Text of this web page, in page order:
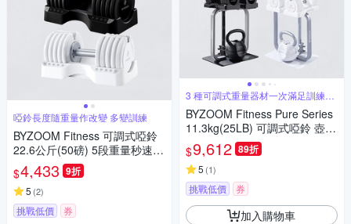
啞鈴長度隨重量作改變 多變訓練
BYZOOM Fitness 可調式啞鈴
22.6公斤(50磅) 5段重量秒速調
整組 圓形啞鈴
$4,433 9折
5 (2)
挑戰低價 券
3 種可調式重量器材一次滿足訓練所
BYZOOM Fitness Pure Series
11.3kg(25LB) 可調式啞鈴 壺鈴
美型重訓組合
$9,612 89折
5 (1)
挑戰低價 券
加入購物車